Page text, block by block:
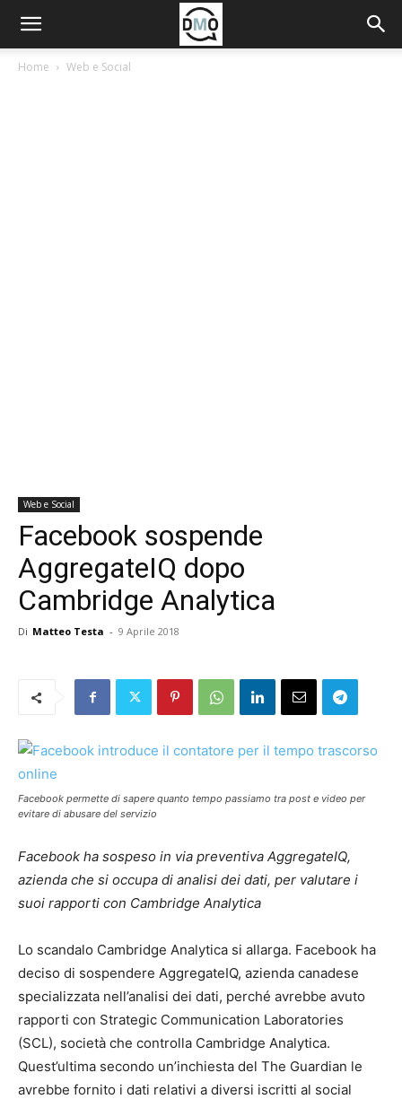
Home Web e Social
Web e Social
Facebook sospende
AggregateIQ dopo
Cambridge Analytica
Di Matteo Testa - 9 Aprile 2018
Facebook permette di sapere quanto tempo passiamo tra post e video per
evitare di abusare del servizio
Facebook ha sospeso in via preventiva AggregateIQ,
azienda che si occupa di analisi dei dati, per valutare i
suoi rapporti con Cambridge Analytica
Lo scandalo Cambridge Analytica si allarga. Facebook ha
deciso di sospendere AggregateIQ, azienda canadese
specializzata nell’analisi dei dati, perché avrebbe avuto
rapporti con Strategic Communication Laboratories
(SCL), società che controlla Cambridge Analytica.
Quest’ultima secondo un’inchiesta del The Guardian le
avrebbe fornito i dati relativi a diversi iscritti al social